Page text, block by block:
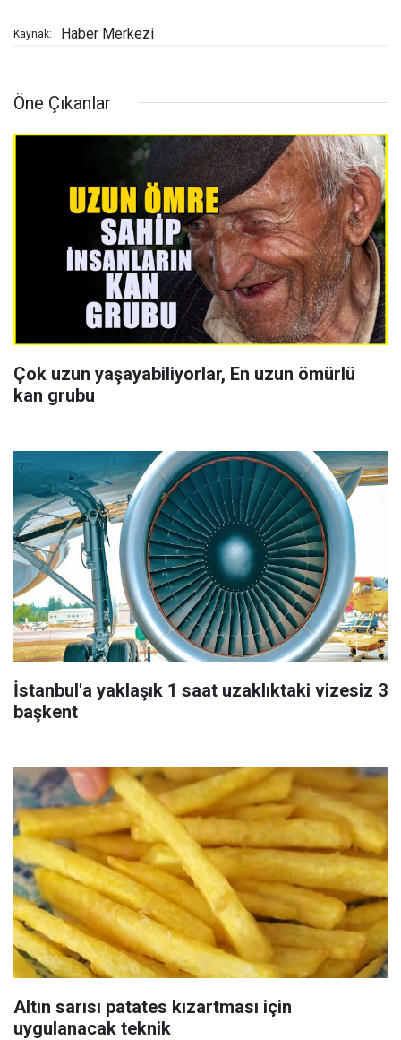
Kaynak: Haber Merkezi
Öne Çıkanlar
Çok uzun yaşayabiliyorlar, En uzun ömürlü
kan grubu
İstanbul'a yaklaşık 1 saat uzaklıktaki vizesiz 3
başkent
Altın sarısı patates kızartması için
uygulanacak teknik